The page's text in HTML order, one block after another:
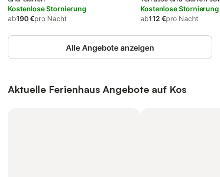
Kostenlose Stornierung
ab190 €pro Nacht
Kostenlose Stornierung
ab112 €pro Nacht
Alle Angebote anzeigen
Aktuelle Ferienhaus Angebote auf Kos